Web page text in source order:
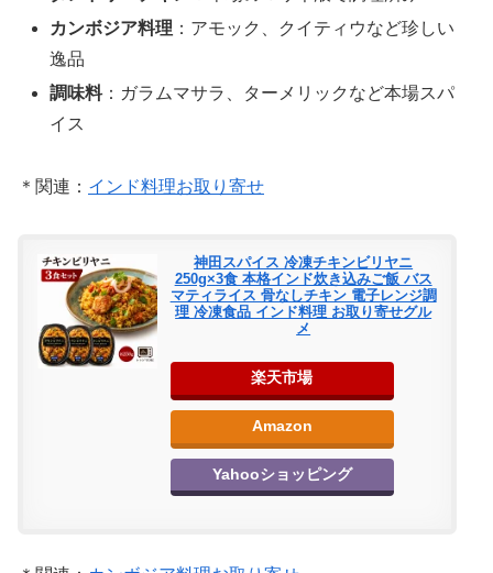
カンボジア料理 ：アモック、クイティウなど珍しい
逸品
調味料：ガラムマサラ、ターメリックなど本場スパ
イス
＊関連： インド料理お取り寄せ
神田スパイス 冷凍チキンビリヤニ
250g×3食 本格インド炊き込みご飯 バス
マティライス 骨なしチキン 電子レンジ調
理 冷凍食品 インド料理 お取り寄せグル
メ
楽天市場
Amazon
Yahooショッピング